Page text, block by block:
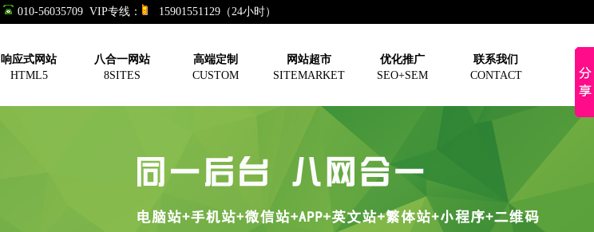
010-56035709 VIP专线： 15901551129（24小时）
响应式网站
HTML5
八合一网站
8SITES
高端定制
CUSTOM
网站超市
SITEMARKET
优化推广
SEO+SEM
联系我们
CONTACT